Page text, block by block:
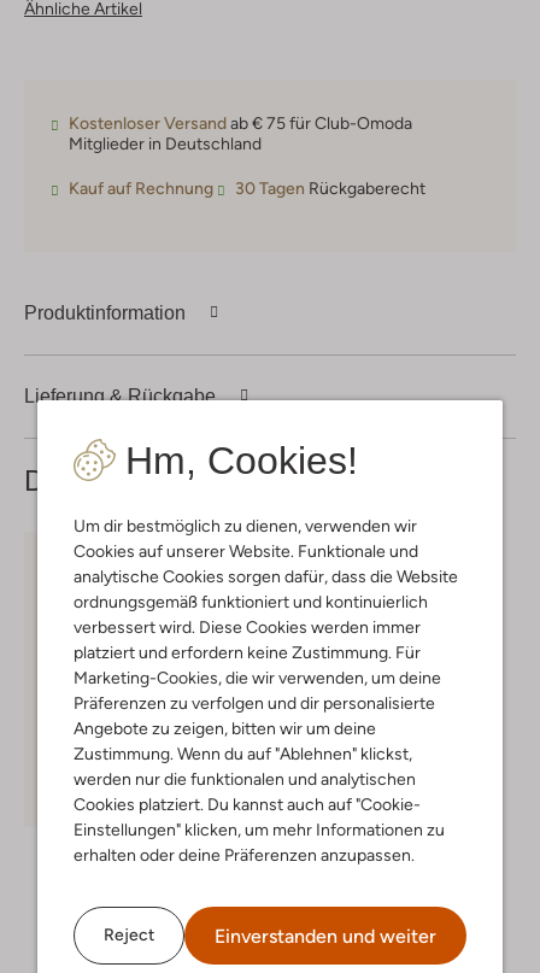
Hm, Cookies!
Um dir bestmöglich zu dienen, verwenden wir
Cookies auf unserer Website. Funktionale und
analytische Cookies sorgen dafür, dass die Website
ordnungsgemäß funktioniert und kontinuierlich
verbessert wird. Diese Cookies werden immer
platziert und erfordern keine Zustimmung. Für
Marketing-Cookies, die wir verwenden, um deine
Präferenzen zu verfolgen und dir personalisierte
Angebote zu zeigen, bitten wir um deine
Zustimmung. Wenn du auf "Ablehnen" klickst,
werden nur die funktionalen und analytischen
Cookies platziert. Du kannst auch auf "Cookie-
Einstellungen" klicken, um mehr Informationen zu
erhalten oder deine Präferenzen anzupassen.
Reject Einverstanden und weiter
Ähnliche Artikel
Kostenloser Versandab € 75 für Club-Omoda
Mitglieder in Deutschland
Kauf auf Rechnung 30 Tagen Rückgaberecht
Produktinformation
Lieferung & Rückgabe
Das könnte dir auch gefallen
Schal
+ mehr farben